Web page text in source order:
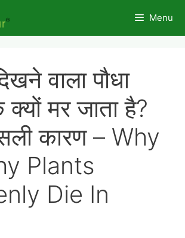
Menu
वाला पौधा
मर जाता है?
कारण – Why
Plants
Die In